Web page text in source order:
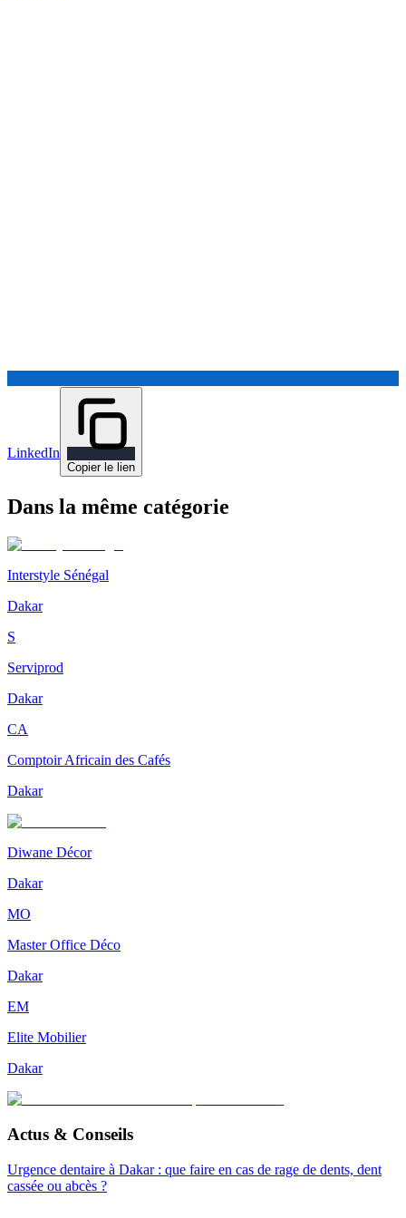
LinkedIn
Copier le lien
Dans la même catégorie
Interstyle Sénégal
Dakar
S
Serviprod
Dakar
CA
Comptoir Africain des Cafés
Dakar
Diwane Décor
Dakar
MO
Master Office Déco
Dakar
EM
Elite Mobilier
Dakar
Actus & Conseils
Urgence dentaire à Dakar : que faire en cas de rage de dents, dent
cassée ou abcès ?